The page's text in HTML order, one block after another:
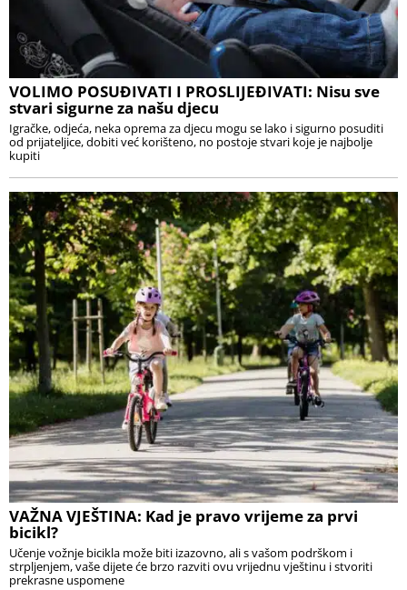
VOLIMO POSUĐIVATI I PROSLIJEĐIVATI: Nisu sve
stvari sigurne za našu djecu
Igračke, odjeća, neka oprema za djecu mogu se lako i sigurno posuditi
od prijateljice, dobiti već korišteno, no postoje stvari koje je najbolje
kupiti
VAŽNA VJEŠTINA: Kad je pravo vrijeme za prvi
bicikl?
Učenje vožnje bicikla može biti izazovno, ali s vašom podrškom i
strpljenjem, vaše dijete će brzo razviti ovu vrijednu vještinu i stvoriti
prekrasne uspomene